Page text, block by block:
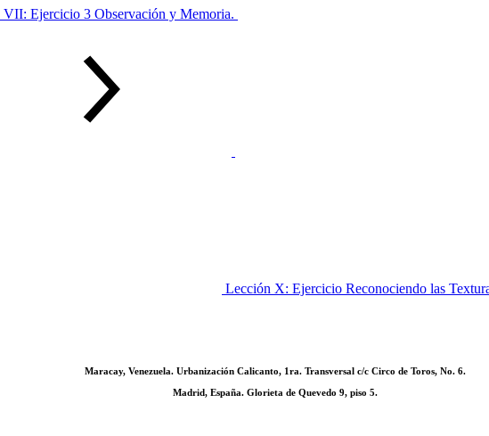
VII: Ejercicio 3 Observación y Memoria.
Lección X: Ejercicio Reconociendo las
Maracay, Venezuela. Urbanización Calicanto, 1ra. Transversal c/c Circo de Toros, No. 6.
Madrid, España. Glorieta de Quevedo 9, piso 5.